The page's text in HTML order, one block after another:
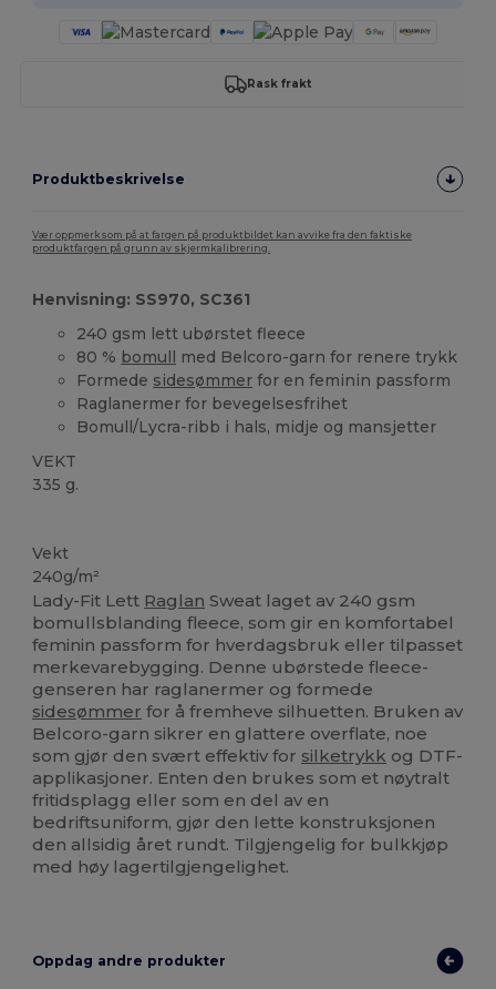
Rask frakt
Produktbeskrivelse
Vær oppmerksom på at fargen på produktbildet kan avvike fra den faktiske
produktfargen på grunn av skjermkalibrering.
Henvisning: SS970, SC361
240 gsm lett ubørstet fleece
80 % bomull med Belcoro-garn for renere trykk
Formede sidesømmer for en feminin passform
Raglanermer for bevegelsesfrihet
Bomull/Lycra-ribb i hals, midje og mansjetter
VEKT
335 g.
Vekt
240g/m²
Lady-Fit Lett Raglan Sweat laget av 240 gsm
bomullsblanding fleece, som gir en komfortabel
feminin passform for hverdagsbruk eller tilpasset
merkevarebygging. Denne ubørstede fleece-
genseren har raglanermer og formede
sidesømmer for å fremheve silhuetten. Bruken av
Belcoro-garn sikrer en glattere overflate, noe
som gjør den svært effektiv for silketrykk og DTF-
applikasjoner. Enten den brukes som et nøytralt
fritidsplagg eller som en del av en
bedriftsuniform, gjør den lette konstruksjonen
den allsidig året rundt. Tilgjengelig for bulkkjøp
med høy lagertilgjengelighet.
Oppdag andre produkter